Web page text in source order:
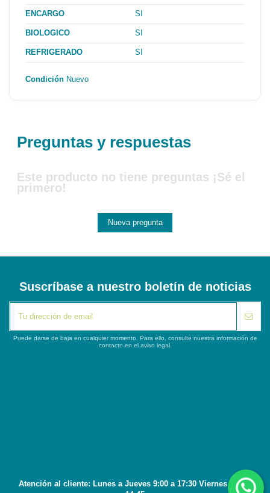
ENCARGO SI
BIOLOGICO SI
REFRIGERADO SI
Condición Nuevo
Preguntas y respuestas
Este producto no tiene preguntas ¡Sé el
primero!
Nueva pregunta
Suscríbase a nuestro boletín de noticias
Puede darse de baja en cualquier momento. Para ello, consulte nuestra información de
contacto en el aviso legal.
Atención al cliente: Lunes a Jueves 9:00 a 17:30 Viernes 8:45 a